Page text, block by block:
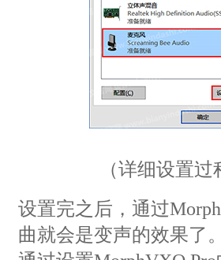
（详细设置
设置完之后，通过
曲就会是变声的效果了